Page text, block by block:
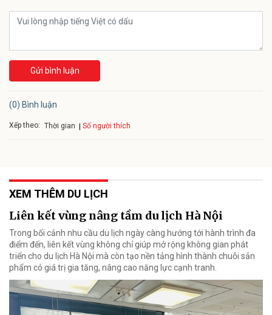
Gửi bình luận
(0) Bình luận
Xếp theo: Thời gian Số người thích
XEM THÊM DU LỊCH
Liên kết vùng nâng tầm du lịch Hà Nội
Trong bối cảnh nhu cầu du lịch ngày càng hướng tới hành trình đa
điểm đến, liên kết vùng không chỉ giúp mở rộng không gian phát
triển cho du lịch Hà Nội mà còn tạo nền tảng hình thành chuỗi sản
phẩm có giá trị gia tăng, nâng cao năng lực cạnh tranh.